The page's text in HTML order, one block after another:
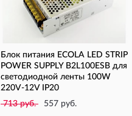
Блок питания ECOLA LED STRIP
POWER SUPPLY B2L100ESB для
светодиодной ленты 100W
220V-12V IP20
713 руб.
557 руб.